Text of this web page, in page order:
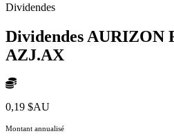
Dividendes
Dividendes AURIZON
AZJ.AX
0,19 $AU
Montant annualisé